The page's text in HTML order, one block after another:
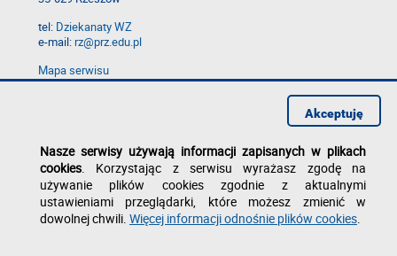
tel: Dziekanaty WZ
e-mail:rz@prz.edu.pl
Mapa serwisu
Deklaracja dostępności
Nasze serwisy używają informacji zapisanych w plikach
cookies. Korzystając z serwisu wyrażasz zgodę na
używanie plików cookies zgodnie z aktualnymi
ustawieniami przeglądarki, które możesz zmienić w
dowolnej chwili. Więcej informacji odnośnie plików cookies.
Akceptuję